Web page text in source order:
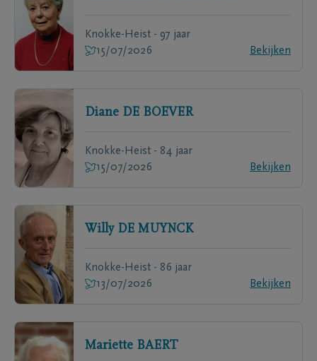
Knokke-Heist - 97 jaar
15/07/2026
Bekijken
Diane DE BOEVER
Knokke-Heist - 84 jaar
15/07/2026
Bekijken
Willy DE MUYNCK
Knokke-Heist - 86 jaar
13/07/2026
Bekijken
Mariette BAERT